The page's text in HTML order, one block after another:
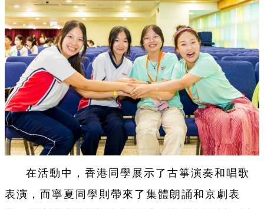
在活動中，香港同學展示了古箏演奏和唱歌
表演，而寧夏同學則帶來了集體朗誦和京劇表